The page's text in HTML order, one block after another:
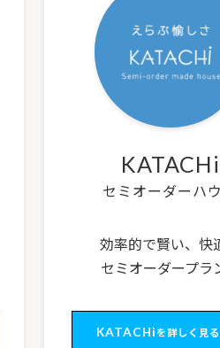
KATACHi
セミオーダーハ
効率的で賢い、快
セミオーダープラ
KATACHiを詳しく見る